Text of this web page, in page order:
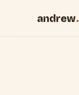
andrew.